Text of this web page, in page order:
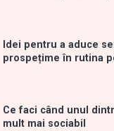
Idei pentru a aduce
prospețime în rutina
Ce faci când unul
mult mai sociabil